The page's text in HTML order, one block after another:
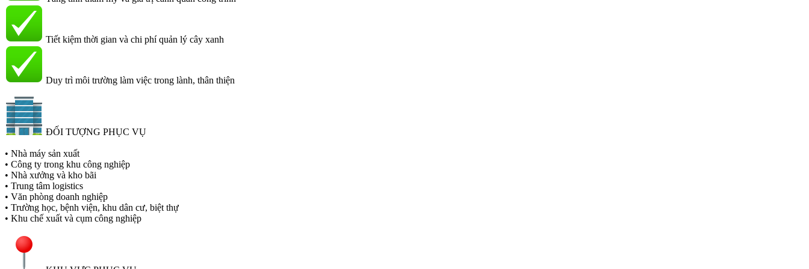
Tiết kiệm thời gian và chi phí quản lý cây xanh
Duy trì môi trường làm việc trong lành, thân thiện
ĐỐI TƯỢNG PHỤC VỤ
• Nhà máy sản xuất
• Công ty trong khu công nghiệp
• Nhà xưởng và kho bãi
• Trung tâm logistics
• Văn phòng doanh nghiệp
• Trường học, bệnh viện, khu dân cư, biệt thự
• Khu chế xuất và cụm công nghiệp